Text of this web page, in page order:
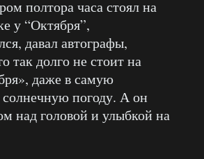
полтора часа стоял на
у “Октября”,
давал автографы,
так долго не стоит на
даже в самую
погоду. А он
над головой и улыбкой на